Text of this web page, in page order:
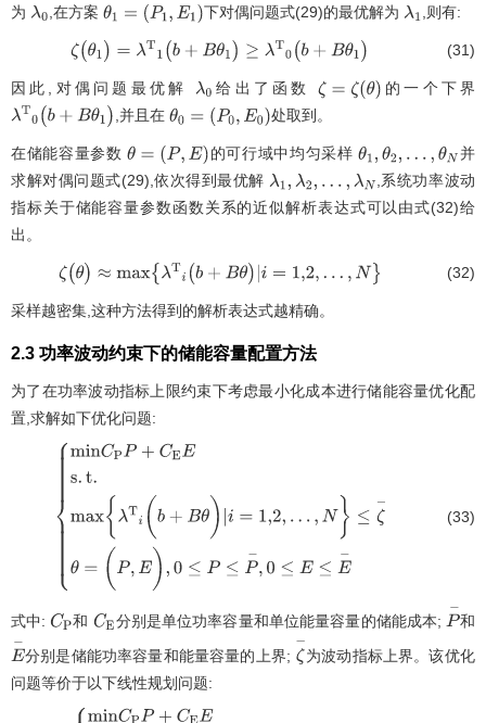
为 λ0,在方案 θ1 =(P 1,E1 ) 下对偶问题式(29)的最优解为 λ1,则有:
ζ(θ1)= λT 1(b +Bθ 1)≥λT0(b +B θ1 ) (31)
因此,对偶问题最优解 λ0 给出了函数 ζ=ζ(θ)
的一个下界
λT 0(b+ Bθ1) ,并且在 θ0 =(P0,E0 ) 处取到。
在储能容量参数 θ =(P ,E) 的可行域中均匀采样 θ1, θ2, …, θ N
并
求解对偶问题式(29),依次得到最优解 λ1,λ2,… ,λ N
,系统功率波动
指标关于储能容量参数函数关系的近似解析表达式可以由式(32)给
出。
ζ(θ)≈ ma x{λTi(b +B θ )i= 1,2,…,N} (32)
采样越密集,这种方法得到的解析表达式越精确。
2.3 功率波动约束下的储能容量配置方法
为了在功率波动指标上限约束下考虑最小化成本进行储能容量优化配
置,求解如下优化问题:
m inCPP+CEEs.t .m ax{λ T i(b +B θ)i=1,2 , …,N }≤ ζ-θ =
(P
(33)
式中: CP和 CE分别是单位功率容量和单位能量容量的储能成本; P-和
E-分别是储能功率容量和能量容量的上界; ζ-为波动指标上界。该优化
问题等价于以下线性规划问题: